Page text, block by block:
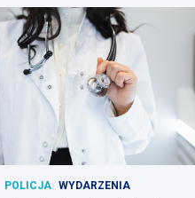
POLICJA WYDARZENIA